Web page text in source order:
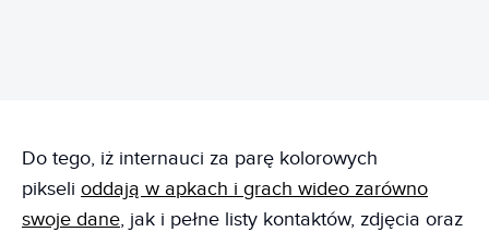
Do tego, iż internauci za parę kolorowych
pikseli oddają w apkach i grach wideo zarówno
swoje dane, jak i pełne listy kontaktów, zdjęcia oraz